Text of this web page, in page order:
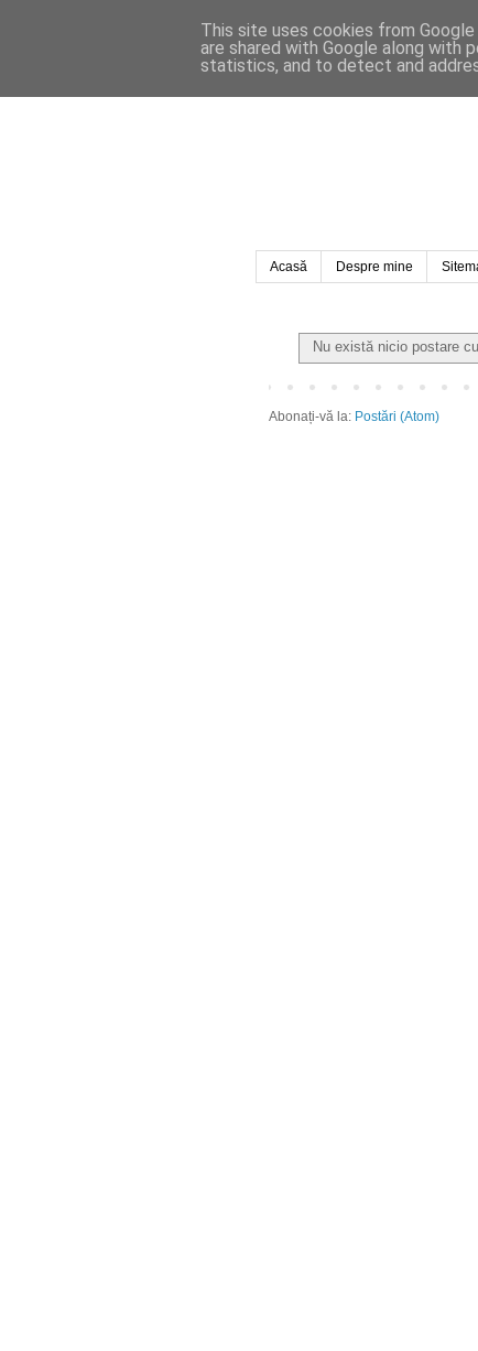
Acasă Despre mine
Nu există nicio postare
Abonați-vă la: Postări (Atom)
This site uses cookies from
are shared with Google along with
statistics, and to detect and